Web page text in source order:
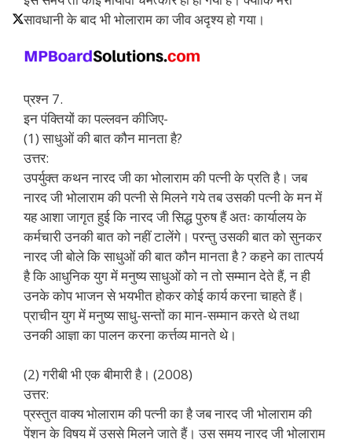
सावधानी के बाद भी भोलाराम का जीव अदृश्य हो गया।
प्रश्न 7.
इन पंक्तियों का पल्लवन कीजिए-
(1) साधुओं की बात कौन मानता है?
उत्तर:
उपर्युक्त कथन नारद जी का भोलाराम की पत्नी के प्रति है। जब
नारद जी भोलाराम की पत्नी से मिलने गये तब उसकी पत्नी के मन में
यह आशा जागृत हुई कि नारद जी सिद्ध पुरुष हैं अतः कार्यालय के
कर्मचारी उनकी बात को नहीं टालेंगे। परन्तु उसकी बात को सुनकर
नारद जी बोले कि साधुओं की बात कौन मानता है ? कहने का तात्पर्य
है कि आधुनिक युग में मनुष्य साधुओं को न तो सम्मान देते हैं, न ही
उनके कोप भाजन से भयभीत होकर कोई कार्य करना चाहते हैं।
प्राचीन युग में मनुष्य साधु-सन्तों का मान-सम्मान करते थे तथा
उनकी आज्ञा का पालन करना कर्त्तव्य मानते थे।
(2) गरीबी भी एक बीमारी है। (2008)
उत्तर:
प्रस्तुत वाक्य भोलाराम की पत्नी का है जब नारद जी भोलाराम की
पेंशन के विषय में उससे मिलने जाते हैं। उस समय नारद जी भोलाराम